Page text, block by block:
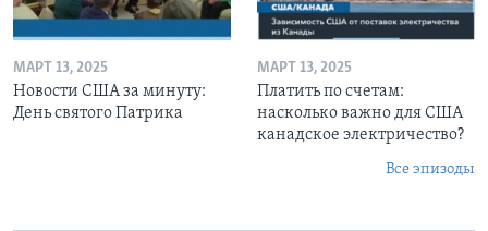
МАРТ 13, 2025
Новости США за минуту:
День святого Патрика
МАРТ 13, 2025
Платить по счетам:
насколько важно для США
канадское электричество?
Все эпизоды